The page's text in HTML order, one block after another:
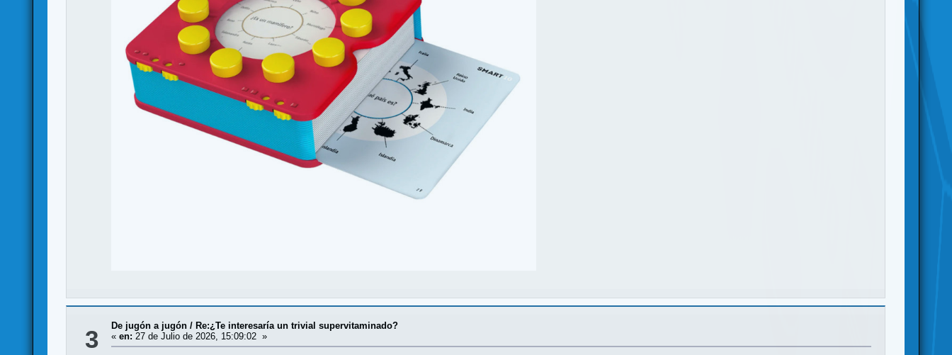
3 De jugón a jugón / Re:¿Te interesaría un trivial supervitaminado?
«en: 27 de Julio de 2026, 15:09:02 »